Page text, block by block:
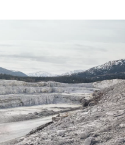
wzrósł do 33,7%